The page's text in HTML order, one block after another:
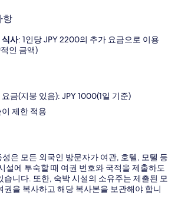
항
식사: 1인당 JPY 2200의 추가 요금으로 이용
인 금액)
금(지붕 있음): JPY 1000(1일 기준)
제한 적용
은 모든 외국인 방문자가 여관, 호텔, 모텔 등
설에 투숙할 때 여권 번호와 국적을 제출하도
습니다. 또한, 숙박 시설의 소유주는 제출된 모
권을 복사하고 해당 복사본을 보관해야 합니